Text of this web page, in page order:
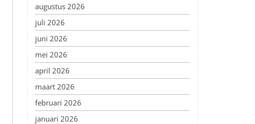
augustus 2026
juli 2026
juni 2026
mei 2026
april 2026
maart 2026
februari 2026
januari 2026